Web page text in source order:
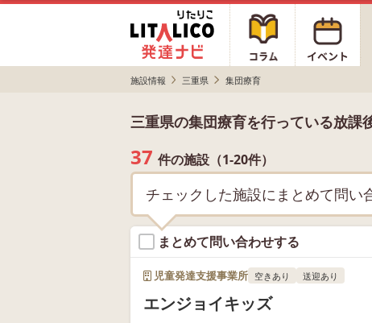
施設情報 三重県 集団療育
三重県の集団療育を行っている放課
37 件の施設（1-20件）
チェックした施設にまとめて問い
まとめて問い合わせする
児童発達支援事業所 空きあり 送迎あり
エンジョイキッズ